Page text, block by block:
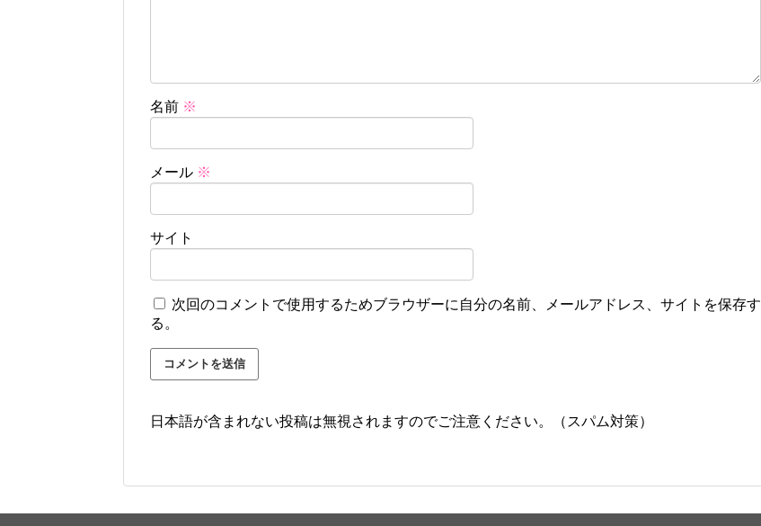
名前 ※
メール ※
サイト
次回のコメントで使用するためブラウザーに自分の名前、メールアドレス、サイトを保存す
る。
日本語が含まれない投稿は無視されますのでご注意ください。（スパム対策）